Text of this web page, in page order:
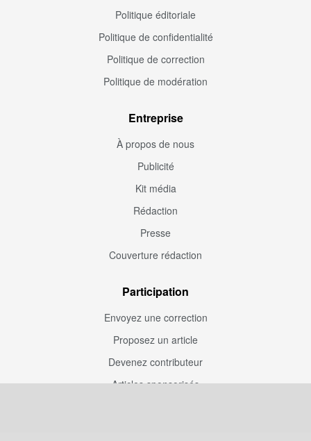
Politique éditoriale
Politique de confidentialité
Politique de correction
Politique de modération
Entreprise
À propos de nous
Publicité
Kit média
Rédaction
Presse
Couverture rédaction
Participation
Envoyez une correction
Proposez un article
Devenez contributeur
Articles sponsorisés